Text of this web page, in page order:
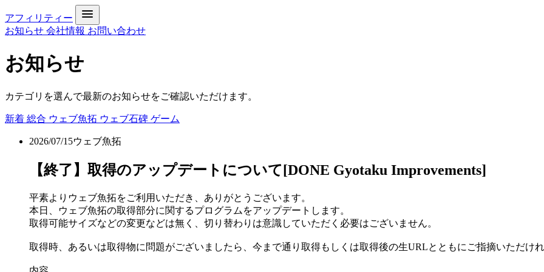
アフィリティー
お知らせ 会社情報 お問い合わせ
お知らせ
カテゴリを選んで最新のお知らせをご確認いただけます。
新着 総合 ウェブ魚拓 ウェブ石碑 ゲーム
2026/07/15ウェブ魚拓
【終了】取得のアップデートについて[DONE Gyotaku Improvements]
平素よりウェブ魚拓をご利用いただき、ありがとうございます。
本日、ウェブ魚拓の取得部分に関するプログラムをアップデートします。
取得可能サイズなどの変更などは無く、切り替わりは意識していただく必要はございません。
取得時、あるいは取得物に問題がございましたら、今まで通り取得もしくは取得後の生URLとともにご指摘いただけれ